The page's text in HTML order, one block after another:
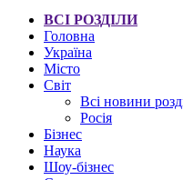
ВСІ РОЗДІЛИ
Головна
Україна
Місто
Світ
Всі новини
Росія
Бізнес
Наука
Шоу-бізнес